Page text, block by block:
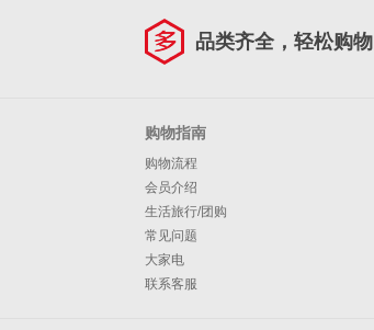
品类齐全，轻松购物
购物指南
购物流程
会员介绍
生活旅行/团购
常见问题
大家电
联系客服